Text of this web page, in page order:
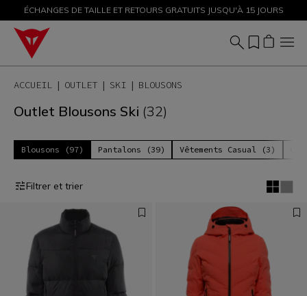
PROMOTIONS JUSQU'À-50 % – ACHETEZ MAINTENANT
ÉCHANGES DE TAILLE ET RETOURS GRATUITS JUSQU'À 15 JOURS
ACCUEIL OUTLET SKI BLOUSONS
Outlet Blousons Ski (32)
Blousons (97) Pantalons (39) Vêtements Casual (3)
Filtrer et trier